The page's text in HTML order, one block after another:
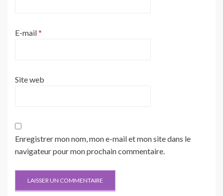
E-mail*
Site web
Enregistrer mon nom, mon e-mail et mon site dans le
navigateur pour mon prochain commentaire.